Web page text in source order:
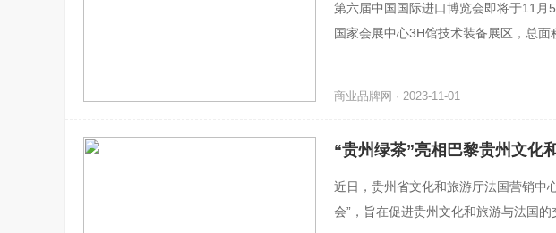
第六届中国国际进口博览会即将于11月
国家会展中心3H馆技术装备展区，总
商业品牌网 · 2023-11-01
“贵州绿茶”亮相巴黎贵州文化
近日，贵州省文化和旅游厅法国营销中
会”，旨在促进贵州文化和旅游与法国的